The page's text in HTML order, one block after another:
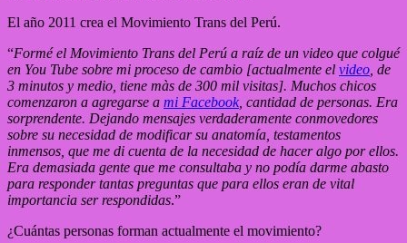
El año 2011 crea el Movimiento Trans del Perú.
“Formé el Movimiento Trans del Perú a raíz de un video que colgué
en You Tube sobre mi proceso de cambio [actualmente el video , de
3 minutos y medio, tiene màs de 300 mil visitas]. Muchos chicos
comenzaron a agregarse a mi Facebook, cantidad de personas. Era
sorprendente. Dejando mensajes verdaderamente conmovedores
sobre su necesidad de modificar su anatomía, testamentos
inmensos, que me di cuenta de la necesidad de hacer algo por ellos.
Era demasiada gente que me consultaba y no podía darme abasto
para responder tantas preguntas que para ellos eran de vital
importancia ser respondidas.”
¿Cuántas personas forman actualmente el movimiento?